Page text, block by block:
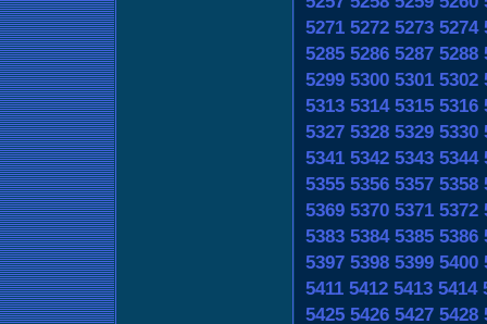
5271 5272 5273 5274
5285 5286 5287 5288
5299 5300 5301 5302
5313 5314 5315 5316
5327 5328 5329 5330
5341 5342 5343 5344
5355 5356 5357 5358
5369 5370 5371 5372
5383 5384 5385 5386
5397 5398 5399 5400
5411 5412 5413 5414
5425 5426 5427 5428